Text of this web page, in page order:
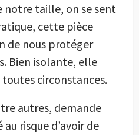
notre taille, on se sent
cette pièce
de nous protéger
Bien isolante, elle
toutes circonstances.
autres, demande
risque d’avoir de